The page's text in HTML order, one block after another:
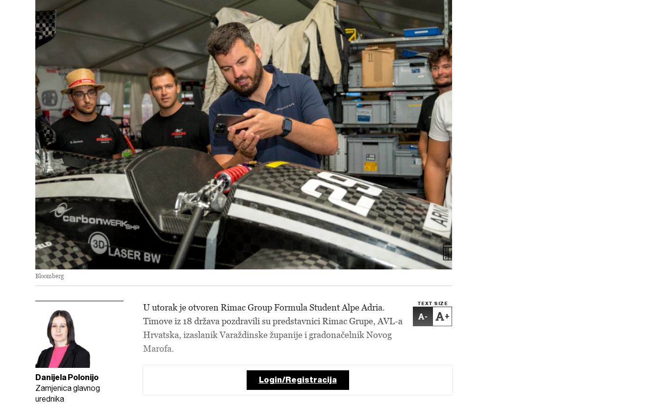
Bloomberg
Danijela Polonijo
Zamjenica glavnog
urednika
TEXT SIZE
- +
U utorak je otvoren Rimac Group Formula Student Alpe Adria.
Timove iz 18 država pozdravili su predstavnici Rimac Grupe, AVL-a
Hrvatska, izaslanik Varaždinske županije i gradonačelnik Novog
Marofa.
Login/Registracija